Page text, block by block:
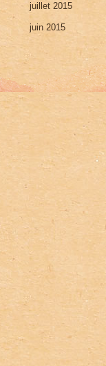
juillet 2015
juin 2015